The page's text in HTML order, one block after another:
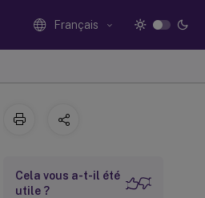
Français
Cela vous a-t-il été
utile ?